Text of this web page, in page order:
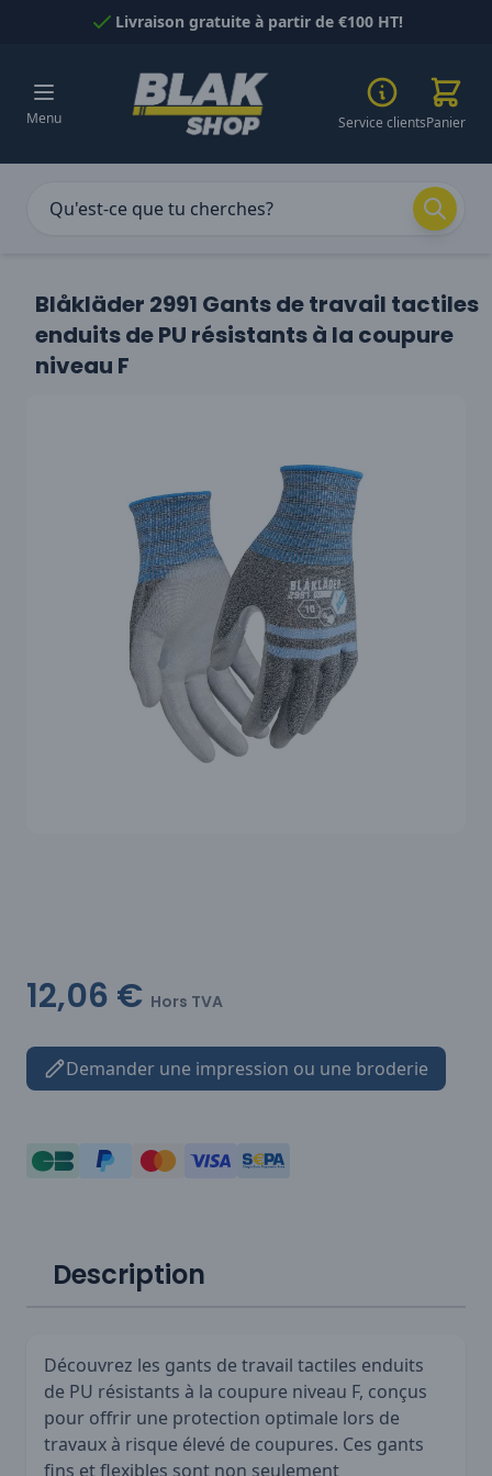
Passer au contenuLivraison gratuite à partir de €100 HT!
Menu Service clientsPanier
Blåkläder 2991 Gants de travail tactiles
enduits de PU résistants à la coupure
niveau F
12,06 € Hors TVA
Demander une impression ou une broderie
Description
Découvrez les gants de travail tactiles enduits
de PU résistants à la coupure niveau F, conçus
pour offrir une protection optimale lors de
travaux à risque élevé de coupures. Ces gants
fins et flexibles sont non seulement